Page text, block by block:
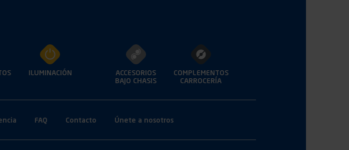
ILUMINACIÓN
ACCESORIOS
BAJO CHASIS
COMPLEMENTOS
CARROCERÍA
FAQ Contacto Únete a nosotros